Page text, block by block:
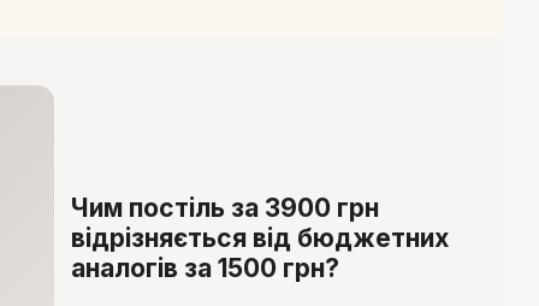
Чим постіль за 3900 грн
відрізняється від бюджетних
аналогів за 1500 грн?